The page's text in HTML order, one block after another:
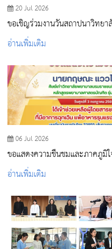
20 Jul 2026
ขอเชิญร่วมงานวันสถาปนาวิทย
วพบ.สระบุรี”
อ่านเพิ่มเติม
06 Jul 2026
ขอแสดงความชื่นชมและภาคภูมิ
ความรู้ความสามารถในวิชาชีพพ
มนุษย์
อ่านเพิ่มเติม